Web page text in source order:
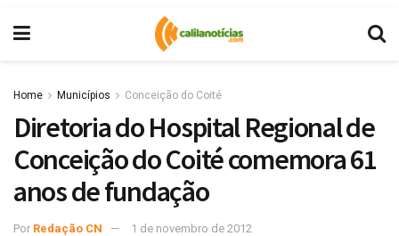
Home Municípios Conceição do Coité
Diretoria do Hospital Regional de
Conceição do Coité comemora 61
anos de fundação
Por Redação CN 1 de novembro de 2012